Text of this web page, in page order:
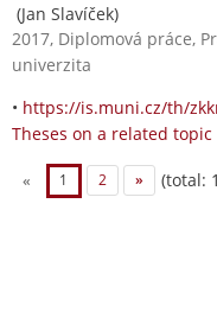
(Jan Slavíček)
2017, Diplomová práce,
univerzita
• https://is.muni.cz/th/
Theses on a related topic
« 1 2 » (total: